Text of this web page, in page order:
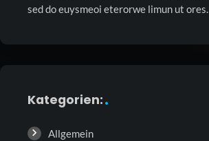
sed do euysmeoi eterorwe limun ut ores.
Kategorien:
Allgemein